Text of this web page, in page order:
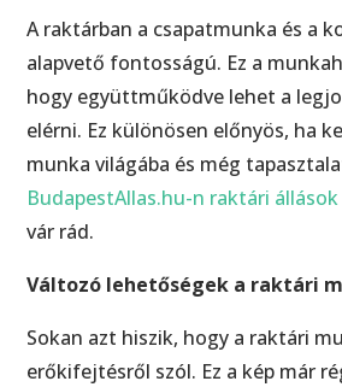
A raktárban a csapatmunka és a
alapvető fontosságú. Ez a
hogy együttműködve lehet a
elérni. Ez különösen előnyös, ha
munka világába és még
BudapestAllas.hu-n raktári állások
vár rád.
Változó lehetőségek a raktári
Sokan azt hiszik, hogy a raktári
erőkifejtésről szól. Ez a kép már